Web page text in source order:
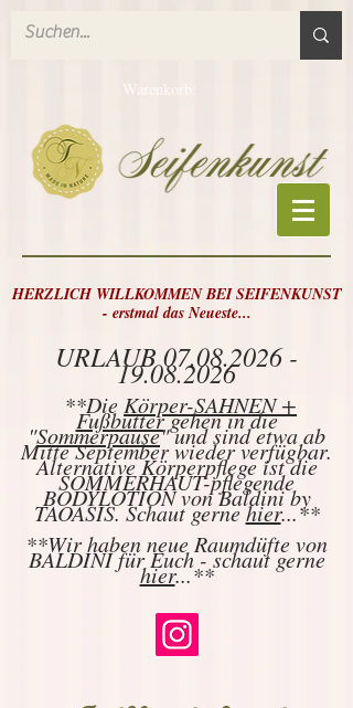
Warenkorb:
HERZLICH WILLKOMMEN BEI SEIFENKUNST
- erstmal das Neueste...
URLAUB07.08.2026 -
19.08.2026
**Die Körper-SAHNEN +
Fußbuttergehen in die
"Sommerpause" und sind etwa ab
Mitte September wieder verfügbar.
Alternative Körperpflege ist die
SOMMERHAUT-pflegende
BODYLOTION von Baldini by
TAOASIS. Schaut gernehier...**
**Wir haben neue Raumdüfte von
BALDINI für Euch - schaut gerne
hier...**